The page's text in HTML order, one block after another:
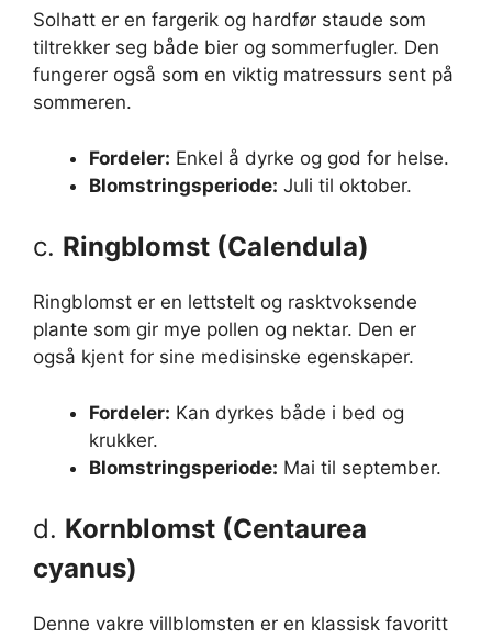
Solhatt er en fargerik og hardfør staude som
tiltrekker seg både bier og sommerfugler. Den
fungerer også som en viktig matressurs sent på
sommeren.
Fordeler: Enkel å dyrke og god for helse.
Blomstringsperiode: Juli til oktober.
c. Ringblomst (Calendula)
Ringblomst er en lettstelt og rasktvoksende
plante som gir mye pollen og nektar. Den er
også kjent for sine medisinske egenskaper.
Fordeler: Kan dyrkes både i bed og
krukker.
Blomstringsperiode: Mai til september.
d. Kornblomst (Centaurea
cyanus)
Denne vakre villblomsten er en klassisk favoritt